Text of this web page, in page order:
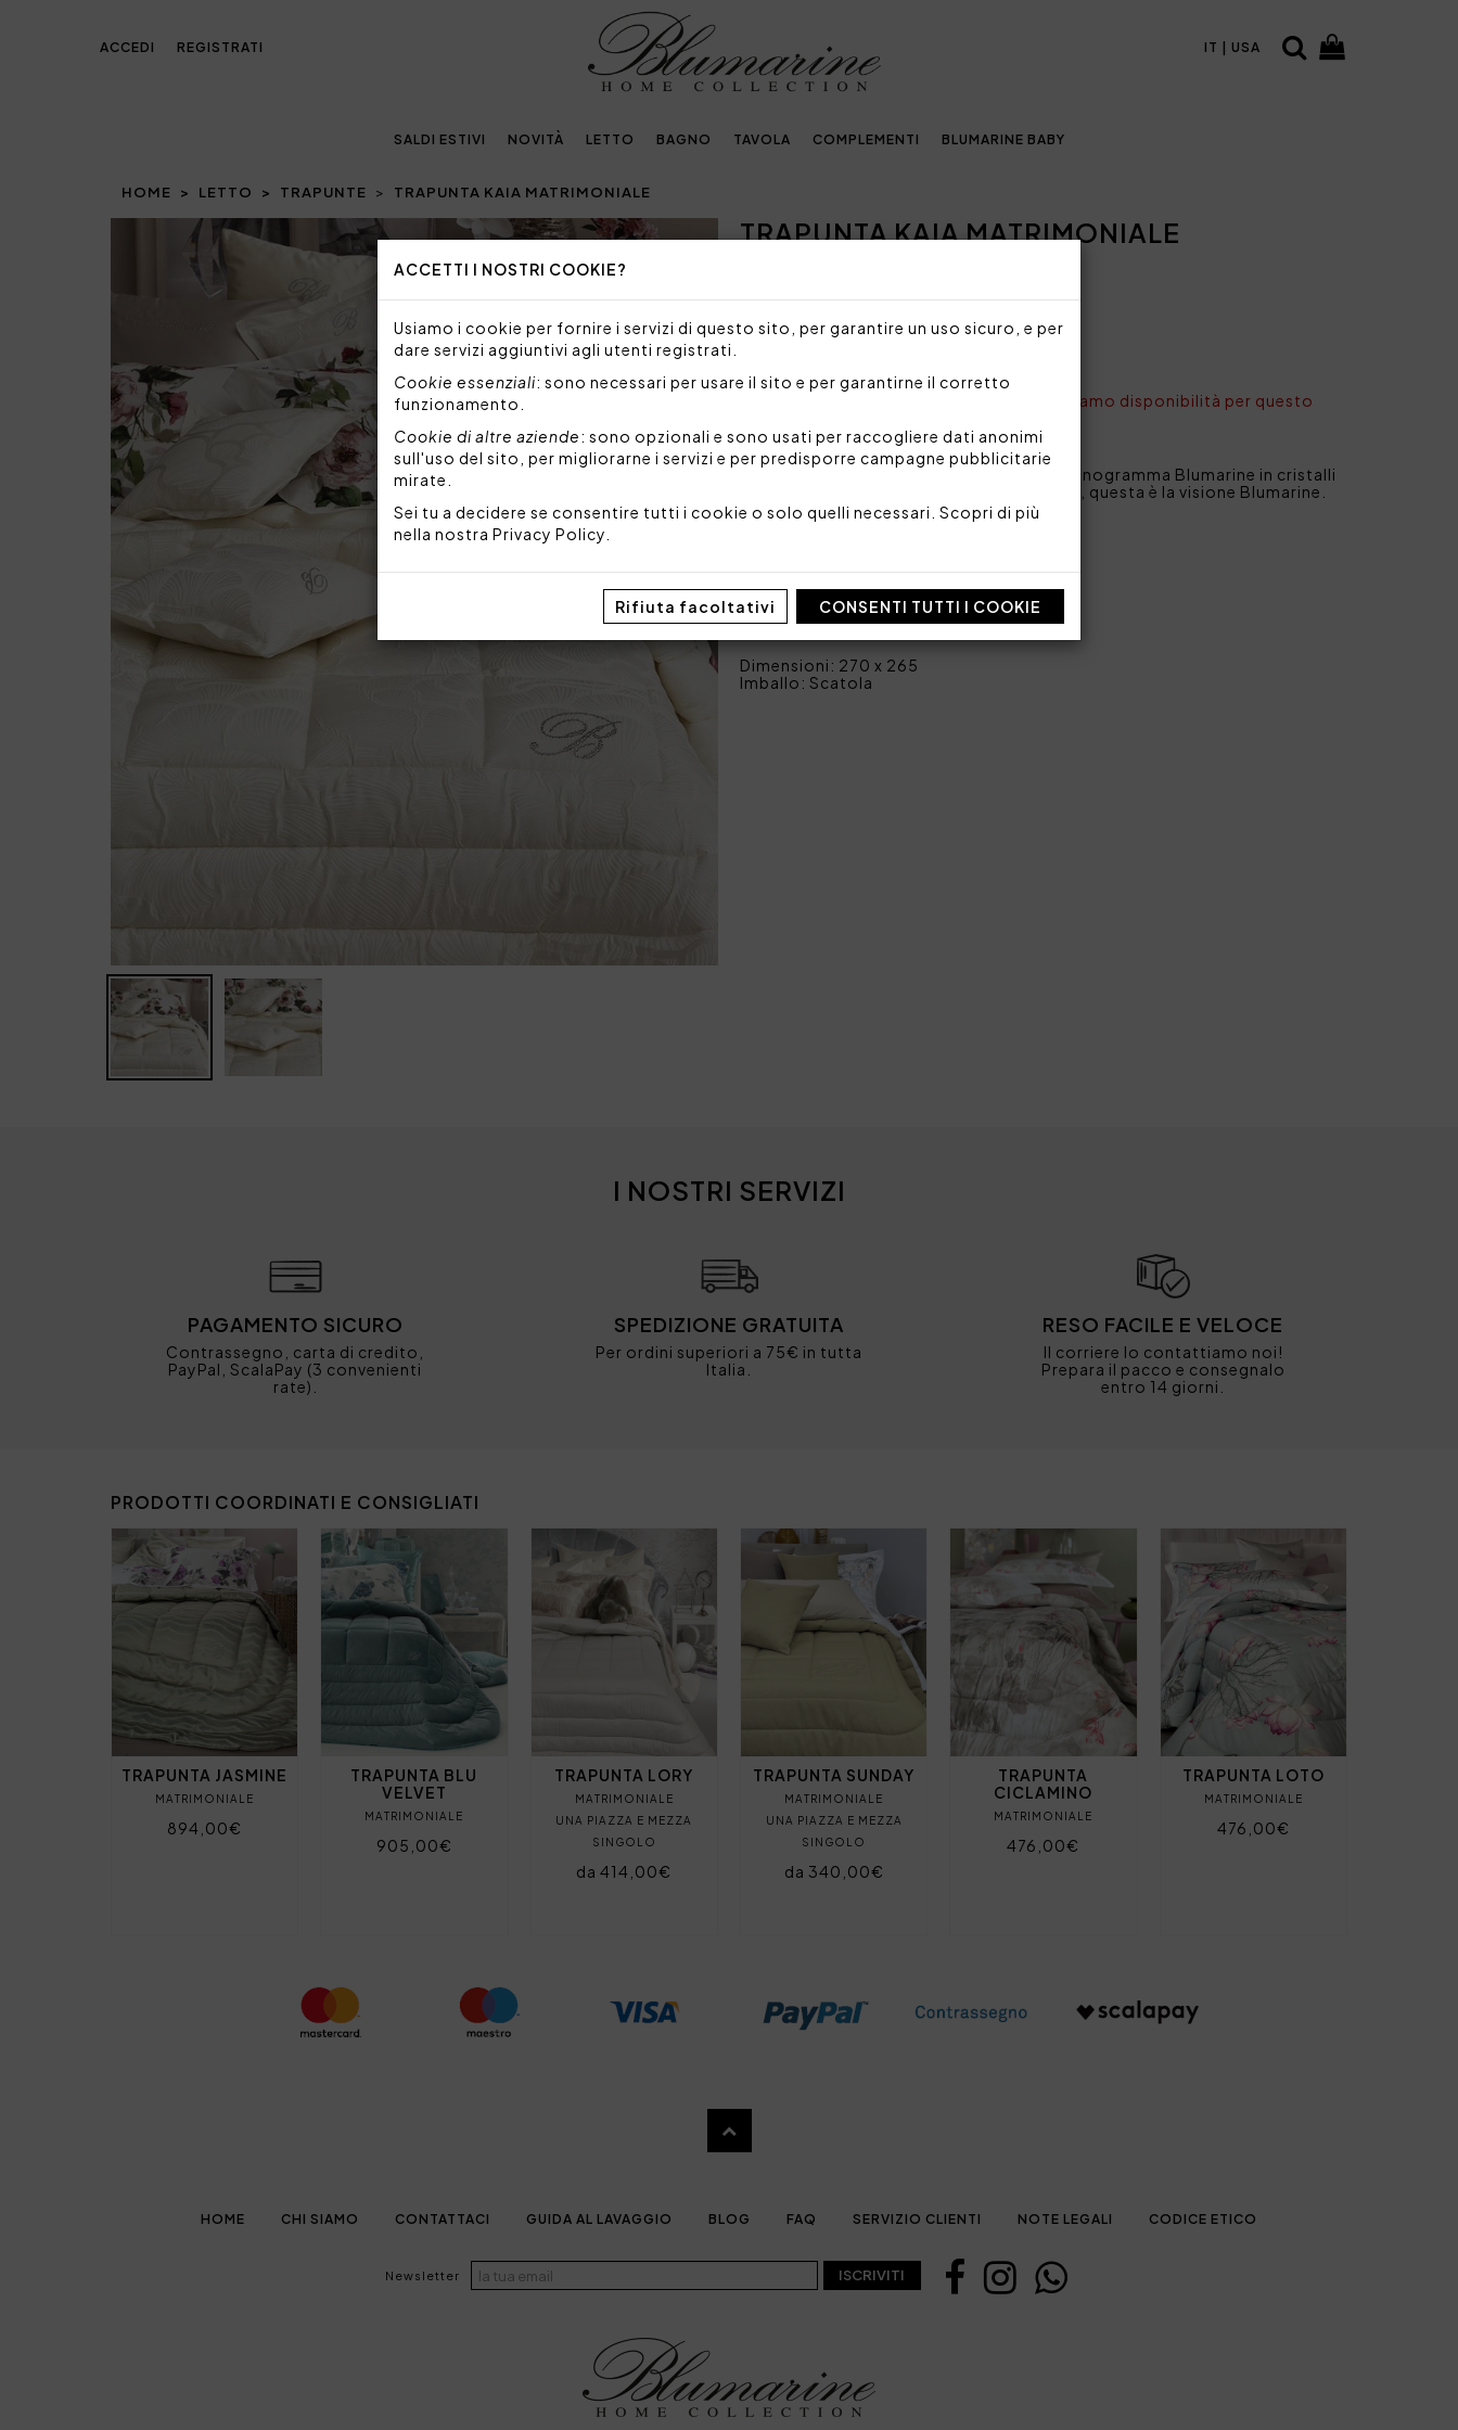
ACCETTI I NOSTRI COOKIE?
Usiamo i cookie per fornire i servizi di questo sito, per garantire un uso sicuro, e per
dare servizi aggiuntivi agli utenti registrati.
Cookie essenziali: sono necessari per usare il sito e per garantirne il corretto
funzionamento.
Cookie di altre aziende: sono opzionali e sono usati per raccogliere dati anonimi
sull'uso del sito, per migliorarne i servizi e per predisporre campagne pubblicitarie
mirate.
Sei tu a decidere se consentire tutti i cookie o solo quelli necessari. Scopri di più
nella nostra Privacy Policy
Rifiuta facoltativi CONSENTI TUTTI I COOKIE
ACCEDI REGISTRATI IT | USA
SALDI ESTIVI NOVITÀ LETTO BAGNO TAVOLA COMPLEMENTI BLUMARINE BABY
HOME LETTO TRAPUNTE TRAPUNTA KAIA MATRIMONIALE
Prev NextTRAPUNTA KAIA MATRIMONIALE
NON DISPONIBILE
Siamo spiacenti, ma al momento non abbiamo disponibilità per questo
Trapunta matrimoniale in jacquard con monogramma Blumarine in cristalli
Swarovski. Romantica, elegante, sensuale, questa è la visione Blumarine.
Misure: 270x265 cm
Made in Italy
Codice: 101020343
Dimensioni: 270 x 265
Imballo: Scatola
I NOSTRI SERVIZI
PAGAMENTO SICURO
Contrassegno, carta di credito,
PayPal, ScalaPay (3 convenienti
rate).
SPEDIZIONE GRATUITA
Per ordini superiori a 75€ in tutta
Italia.
RESO FACILE E VELOCE
Il corriere lo contattiamo noi!
Prepara il pacco e consegnalo
entro 14 giorni.
PRODOTTI COORDINATI E CONSIGLIATI
TRAPUNTA JASMINE
MATRIMONIALE
894,00€
TRAPUNTA BLU
VELVET
MATRIMONIALE
905,00€
TRAPUNTA LORY
MATRIMONIALE
UNA PIAZZA E MEZZA
SINGOLO
da 414,00€
TRAPUNTA SUNDAY
MATRIMONIALE
UNA PIAZZA E MEZZA
SINGOLO
da 340,00€
TRAPUNTA
CICLAMINO
MATRIMONIALE
476,00€
TRAPUNTA LOTO
MATRIMONIALE
476,00€
HOME CHI SIAMO CONTATTACI GUIDA AL LAVAGGIO BLOG FAQ SERVIZIO CLIENTI NOTE LEGALI CODICE ETICO
Newsletter ISCRIVITI